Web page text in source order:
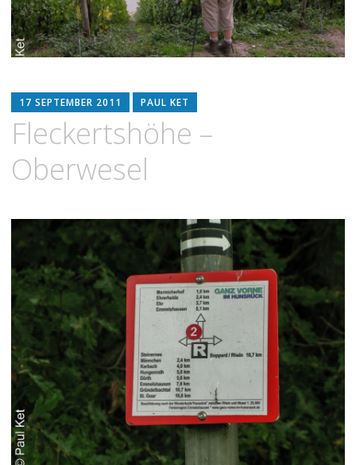
17 SEPTEMBER 2011 PAUL KET
Fleckertshöhe –
Oberwesel